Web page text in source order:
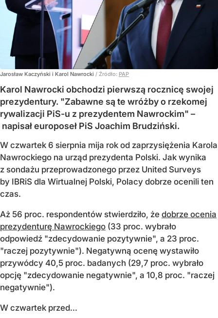
Jarosław Kaczyński i Karol Nawrocki / Źródło: PAP
Karol Nawrocki obchodzi pierwszą rocznicę swojej
prezydentury. "Zabawne są te wróżby o rzekomej
rywalizacji PiS-u z prezydentem Nawrockim" –
napisał europoseł PiS Joachim Brudziński.
W czwartek 6 sierpnia mija rok od zaprzysiężenia Karola
Nawrockiego na urząd prezydenta Polski. Jak wynika
z sondażu przeprowadzonego przez United Surveys
by IBRiS dla Wirtualnej Polski, Polacy dobrze ocenili ten
czas.
Aż 56 proc. respondentów stwierdziło, że dobrze ocenia
prezydenturę Nawrockiego (33 proc. wybrało
odpowiedź "zdecydowanie pozytywnie", a 23 proc.
"raczej pozytywnie"). Negatywną ocenę wystawiło
przywódcy 40,5 proc. badanych (29,7 proc. wybrało
opcję "zdecydowanie negatywnie", a 10,8 proc. "raczej
negatywnie").
W czwartek przed...